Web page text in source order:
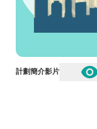
計劃簡介影片